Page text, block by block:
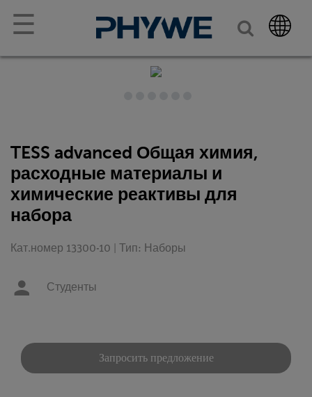
☰
TESS advanced Общая химия,
расходные материалы и
химические реактивы для
набора
Кат.номер 13300-10 | Тип: Наборы
Студенты
Запросить предложение